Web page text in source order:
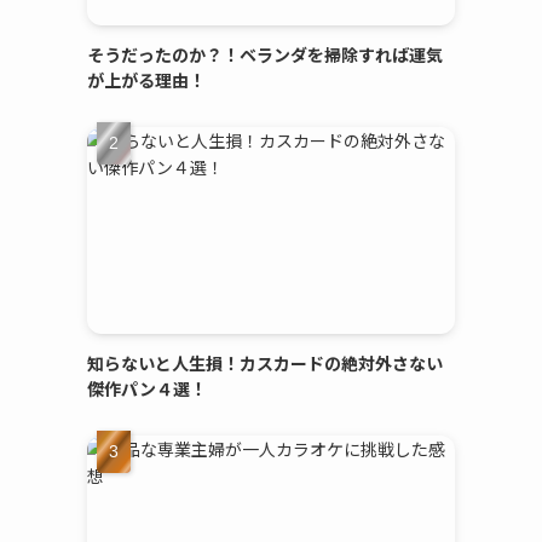
そうだったのか？！ベランダを掃除すれば運気
が上がる理由！
知らないと人生損！カスカードの絶対外さない
傑作パン４選！